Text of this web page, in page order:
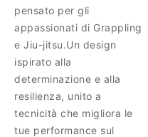
pensato per gli
appassionati di Grappling
e Jiu-jitsu.Un design
ispirato alla
determinazione e alla
resilienza, unito a
tecnicità che migliora le
tue performance sul